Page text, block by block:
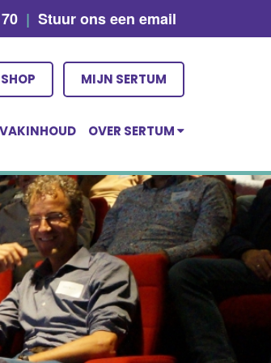
| Stuur ons een email
MIJN SERTUM
VAKINHOUD OVER SERTUM